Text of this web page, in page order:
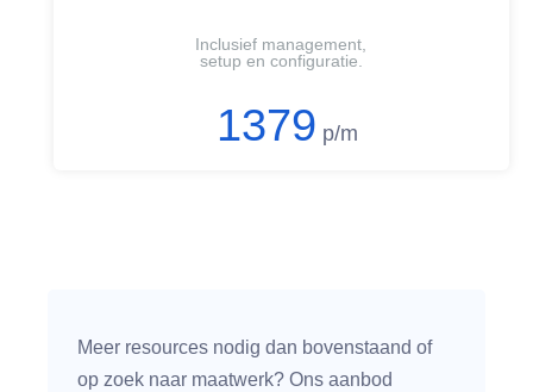
1379 p/m
Inclusief management,
setup en configuratie.
Meer resources nodig dan bovenstaand of
op zoek naar maatwerk? Ons aanbod